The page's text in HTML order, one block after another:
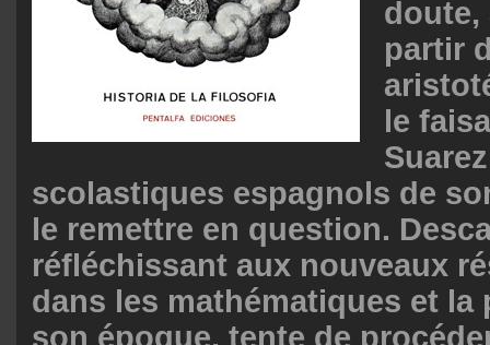
doute,
partir
le
scolastiques espagnols de
le remettre en question.
réfléchissant aux nouveaux
dans les mathématiques et la
son époque, tente de